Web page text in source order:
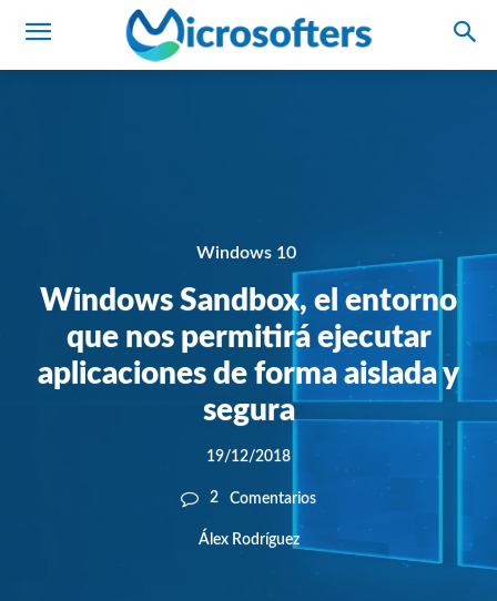
Windows 10
Windows Sandbox, el entorno
que nos permitirá ejecutar
aplicaciones de forma aislada y
segura
19/12/2018
2 Comentarios
Álex Rodríguez